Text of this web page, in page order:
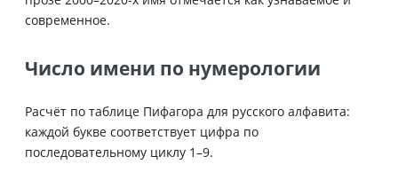
современное.
Число имени по нумерологии
Расчёт по таблице Пифагора для русского алфавита:
каждой букве соответствует цифра по
последовательному циклу 1–9.